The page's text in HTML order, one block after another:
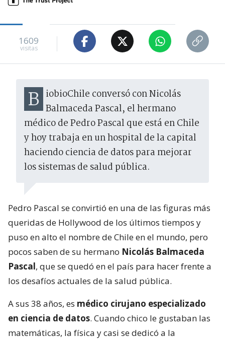
1609
visitas
BiobioChile conversó con Nicolás Balmaceda Pascal, el hermano
médico de Pedro Pascal que está en Chile
y hoy trabaja en un hospital de la capital
haciendo ciencia de datos para mejorar
los sistemas de salud pública.
Pedro Pascal se convirtió en una de las figuras más
queridas de Hollywood de los últimos tiempos y
puso en alto el nombre de Chile en el mundo, pero
pocos saben de su hermano Nicolás Balmaceda
Pascal, que se quedó en el país para hacer frente a
los desafíos actuales de la salud pública.
A sus 38 años, es médico cirujano especializado
en ciencia de datos. Cuando chico le gustaban las
matemáticas, la física y casi se dedicó a la